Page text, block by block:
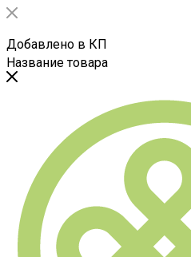
Добавлено в КП
Название товара